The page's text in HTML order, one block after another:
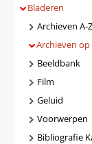
Bladeren
Archieven A-Z
Archieven
Beeldbank
Film
Geluid
Voorwerpen
Bibliografie